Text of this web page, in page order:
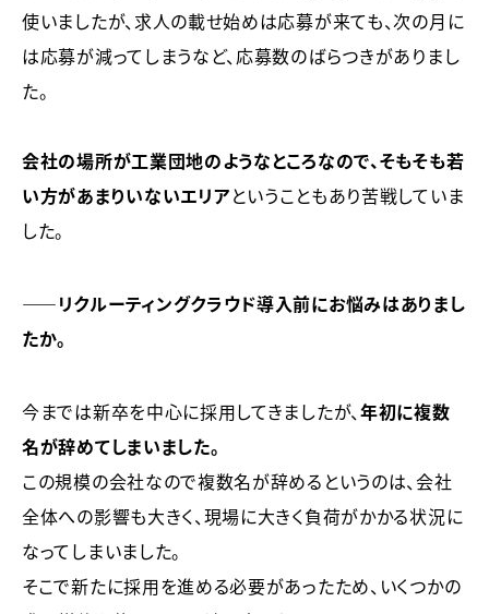
使いましたが、求人の載せ始めは応募が来ても、次の月に
は応募が減ってしまうなど、応募数のばらつきがありまし
た。
会社の場所が工業団地のようなところなので、そもそも若
い方があまりいないエリアということもあり苦戦していま
した。
――リクルーティングクラウド導入前にお悩みはありまし
たか。
今までは新卒を中心に採用してきましたが、年初に複数
名が辞めてしまいました。
この規模の会社なので複数名が辞めるというのは、会社
全体への影響も大きく、現場に大きく負荷がかかる状況に
なってしまいました。
そこで新たに採用を進める必要があったため、いくつかの